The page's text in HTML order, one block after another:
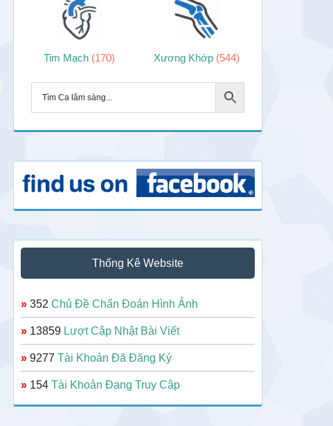
Tim Mạch (170) Xương Khớp (544)
Thống Kê Website
» 352 Chủ Đề Chẩn Đoán Hình Ảnh
» 13859 Lượt Cập Nhật Bài Viết
» 9277 Tài Khoản Đã Đăng Ký
» 154 Tài Khoản Đang Truy Cập